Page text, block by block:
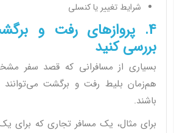
شرایط تغییر یا کنسلی
4. پروازهای رفت و
بررسی کنید
بسیاری از مسافرانی که قصد سفر
هم‌زمان بلیط رفت و برگشت می‌توانند
باشند.
برای مثال، یک مسافر تجاری که برای